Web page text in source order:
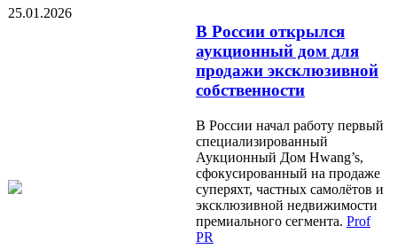
25.01.2026
В России открылся
аукционный дом для
продажи эксклюзивной
собственности
В России начал работу первый
специализированный
Аукционный Дом Hwang’s,
сфокусированный на продаже
суперяхт, частных самолётов и
эксклюзивной недвижимости
премиального сегмента. Prof
PR